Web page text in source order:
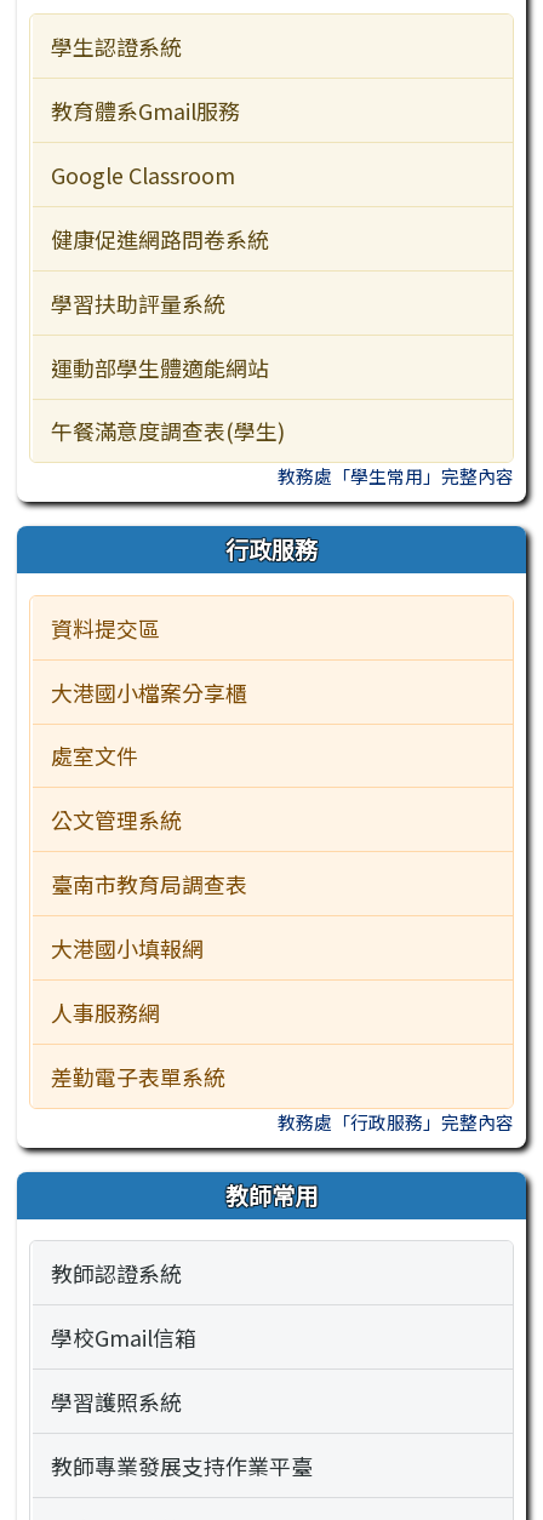
行事曆
檔案下載
學生認證系統
教育體系Gmail服務
Google Classroom
健康促進網路問卷系統
學習扶助評量系統
運動部學生體適能網站
午餐滿意度調查表(學生)
教務處「學生常用」完整內容
行政服務
資料提交區
大港國小檔案分享櫃
處室文件
公文管理系統
臺南市教育局調查表
大港國小填報網
人事服務網
差勤電子表單系統
教務處「行政服務」完整內容
教師常用
教師認證系統
學校Gmail信箱
學習護照系統
教師專業發展支持作業平臺